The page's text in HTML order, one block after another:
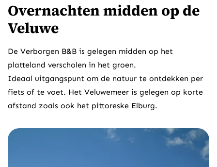
Overnachten midden op de
Veluwe
De Verborgen B&B is gelegen midden op het
platteland verscholen in het groen.
Ideaal uitgangspunt om de natuur te ontdekken per
fiets of te voet. Het Veluwemeer is gelegen op korte
afstand zoals ook het pittoreske Elburg.